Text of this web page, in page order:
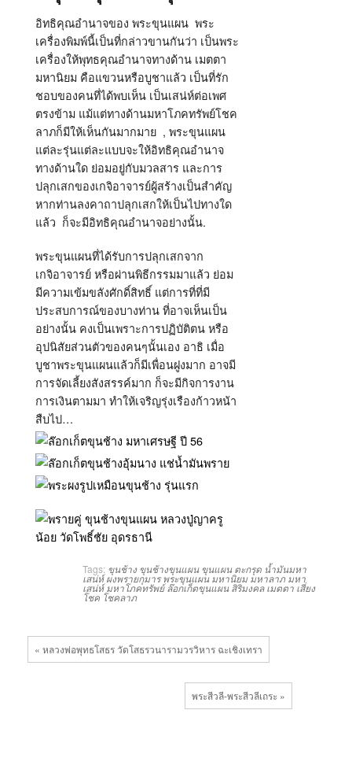
อิทธิคุณอำนาจของ พระขุนแผน พระ
เครื่องพิมพ์นี้เป็นที่กล่าวขานกันว่า เป็นพระ
เครื่องให้พุทธคุณอำนาจทางด้าน เมตตา
มหานิยม คือแขวนหรือบูชาแล้ว เป็นที่รัก
ชอบของคนที่ได้พบเห็น เป็นเสน่ห์ต่อเพศ
ตรงข้าม แม้แต่ทางด้านมหาโภคทรัพย์โชค
ลาภก็มีให้เห็นกันมากมาย , พระขุนแผน
แต่ละรุ่นแต่ละแบบจะให้อิทธิคุณอำนาจ
ทางด้านใด ย่อมอยู่กับมวลสาร และการ
ปลุกเสกของเกจิอาจารย์ผู้สร้างเป็นสำคัญ
หากท่านลงคาถาปลุกเสกให้เป็นไปทางใด
แล้ว ก็จะมีอิทธิคุณอำนาจอย่างนั้น.
พระขุนแผนที่ได้รับการปลุกเสกจาก
เกจิอาจารย์ หรือผ่านพิธีกรรมมาแล้ว ย่อม
มีความเข้มขลังศักดิ์สิทธิ์ แต่การที่ที่มี
ประสบการณ์ของบางท่าน ที่อาจเห็นเป็น
อย่างนั้น คงเป็นเพราะการปฏิบัติตน หรือ
อุปนิสัยส่วนตัวของคนๆนั้นเอง อาธิ เมื่อ
บูชาพระขุนแผนแล้วก็มีเพื่อนฝูงมาก อาจมี
การจัดเลี้ยงสังสรรค์มาก ก็จะมีกิจการงาน
การเงินตามมา ทำให้เจริญรุ่งเรืองก้าวหน้า
สืบไป…
Tags: ขุนช้าง ขุนช้างขุนแผน ขุนแผน ตะกรุด น้ำมันมหา
เสน่ห์ ผงพรายกุมาร พระขุนแผน มหานิยม มหาลาภ มหา
เสน่ห์ มหาโภคทรัพย์ ล๊อกเก็ตขุนแผน สิริมงคล เมตตา เสี่ยง
โชค โชคลาภ
« หลวงพ่อพุทธโสธร วัดโสธรวนารามวรวิหาร ฉะเชิงเทรา
พระสีวลี-พระสีวลีเถระ »